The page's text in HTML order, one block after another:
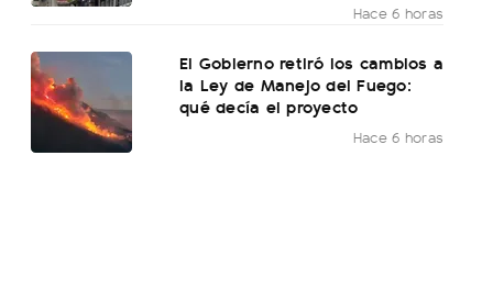
Hace 6 horas
El Gobierno retiró los cambios a
la Ley de Manejo del Fuego:
qué decía el proyecto
Hace 6 horas